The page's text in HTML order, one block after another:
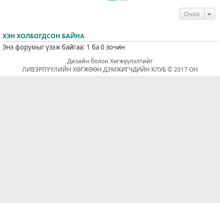
Очих
ХЭН ХОЛБОГДСОН БАЙНА
Энэ форумыг үзэж байгаа: 1 ба 0 зочин
Дизайн болон Хөгжүүлэлтийг
ЛИВЭРПҮҮЛИЙН ХӨГЖӨӨН ДЭМЖИГЧДИЙН КЛУБ © 2017 ОН